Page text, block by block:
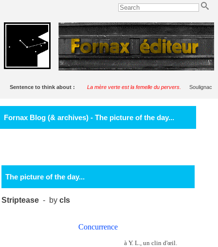
Sentence to think about : La mère verte est la femelle du pervers. Soulignac
Fornax Blog (& archives) - The picture of the day...
The picture of the day...
Striptease - bycls
Concurrence
à Y. L., un clin d'œil.